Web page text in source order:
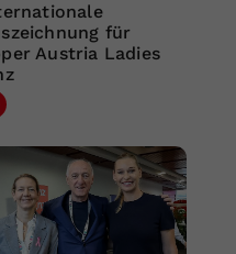
für
Austria Ladies